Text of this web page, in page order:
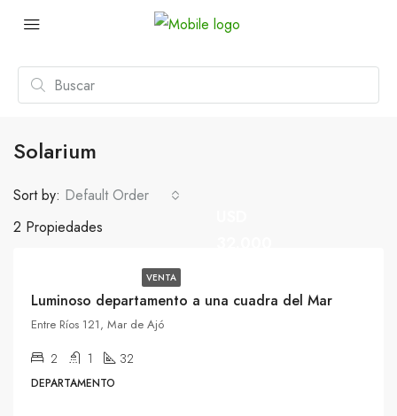
Solarium
2 Propiedades
Sort by: Default Order
VENTA
Luminoso departamento a una cuadra del Mar
Entre Ríos 121, Mar de Ajó
2 1 32
DEPARTAMENTO